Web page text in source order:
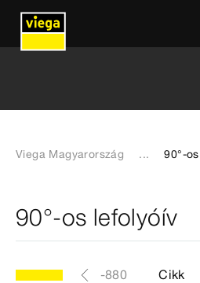
Viega Magyarország ... 90°-
90°-os lefolyóív
modellszám 791-880 Cikk